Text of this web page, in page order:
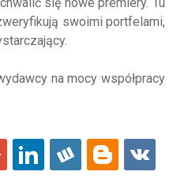
swoimi portfelami,
na mocy współpracy